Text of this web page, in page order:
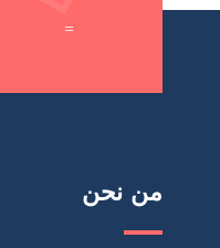
=
من نحن